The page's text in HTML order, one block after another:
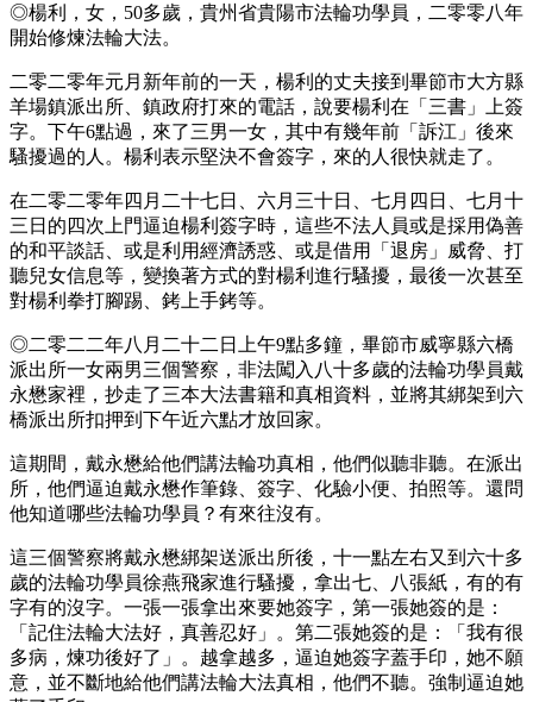
◎楊利，女，50多歲，貴州省貴陽市法輪功學員，二零零八年
開始修煉法輪大法。
二零二零年元月新年前的一天，楊利的丈夫接到畢節市大方縣
羊場鎮派出所、鎮政府打來的電話，說要楊利在「三書」上簽
字。下午6點過，來了三男一女，其中有幾年前「訴江」後來
騷擾過的人。楊利表示堅決不會簽字，來的人很快就走了。
在二零二零年四月二十七日、六月三十日、七月四日、七月十
三日的四次上門逼迫楊利簽字時，這些不法人員或是採用偽善
的和平談話、或是利用經濟誘惑、或是借用「退房」威脅、打
聽兒女信息等，變換著方式的對楊利進行騷擾，最後一次甚至
對楊利拳打腳踢、銬上手銬等。
◎二零二二年八月二十二日上午9點多鐘，畢節市威寧縣六橋
派出所一女兩男三個警察，非法闖入八十多歲的法輪功學員戴
永懋家裡，抄走了三本大法書籍和真相資料，並將其綁架到六
橋派出所扣押到下午近六點才放回家。
這期間，戴永懋給他們講法輪功真相，他們似聽非聽。在派出
所，他們逼迫戴永懋作筆錄、簽字、化驗小便、拍照等。還問
他知道哪些法輪功學員？有來往沒有。
這三個警察將戴永懋綁架送派出所後，十一點左右又到六十多
歲的法輪功學員徐燕飛家進行騷擾，拿出七、八張紙，有的有
字有的沒字。一張一張拿出來要她簽字，第一張她簽的是：
「記住法輪大法好，真善忍好」。第二張她簽的是：「我有很
多病，煉功後好了」。越拿越多，逼迫她簽字蓋手印，她不願
意，並不斷地給他們講法輪大法真相，他們不聽。強制逼迫她